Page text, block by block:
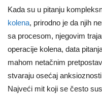
Kada su u pitanju
kolena, prirodno je da njih
sa procesom, njegovim
operacije kolena, data
mahom netačnim
stvaraju osećaj
Najveći mit koji se često